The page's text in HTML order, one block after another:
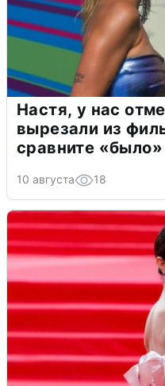
Настя, у нас
вырезали из
сравните
10 августа 18